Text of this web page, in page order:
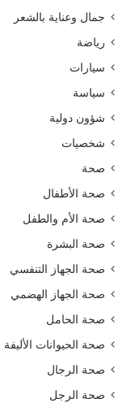
جمال وعناية بالشعر
رياضة
سيارات
سياسة
شؤون دولية
شخصيات
صحة
صحة الأطفال
صحة الأم والطفل
صحة البشرة
صحة الجهاز التنفسي
صحة الجهاز الهضمي
صحة الحامل
صحة الحيوانات الأليفة
صحة الرجال
صحة الرجل